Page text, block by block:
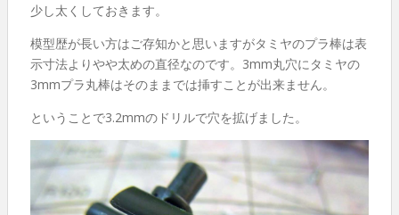
少し太くしておきます。
模型歴が長い方はご存知かと思いますがタミヤのプラ棒は表
示寸法よりやや太めの直径なのです。3mm丸穴にタミヤの
3mmプラ丸棒はそのままでは挿すことが出来ません。
ということで3.2mmのドリルで穴を拡げました。